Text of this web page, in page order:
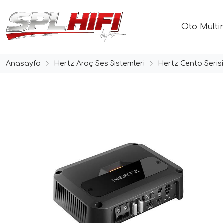
Oto
Anasayfa Hertz Araç Ses Sistemleri Hertz Cento Serisi